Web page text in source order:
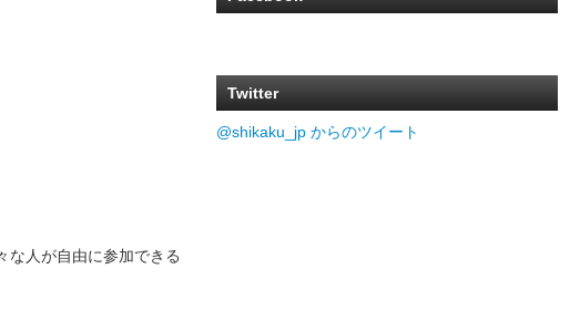
な人が自由に参加できる
Twitter
@shikaku_jp からのツイート